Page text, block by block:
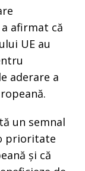
afirmat că
UE au
aderare a
un semnal
prioritate
și că